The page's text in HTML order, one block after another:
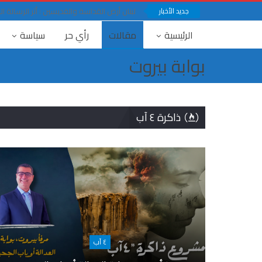
جديد الأخبار لبنان أرض القداسة والقديسين : أثر الرسالة
الرئيسية مقالات رأي حر سياسة
بوابة بيروت
ذاكرة ٤ آب
٤ آب